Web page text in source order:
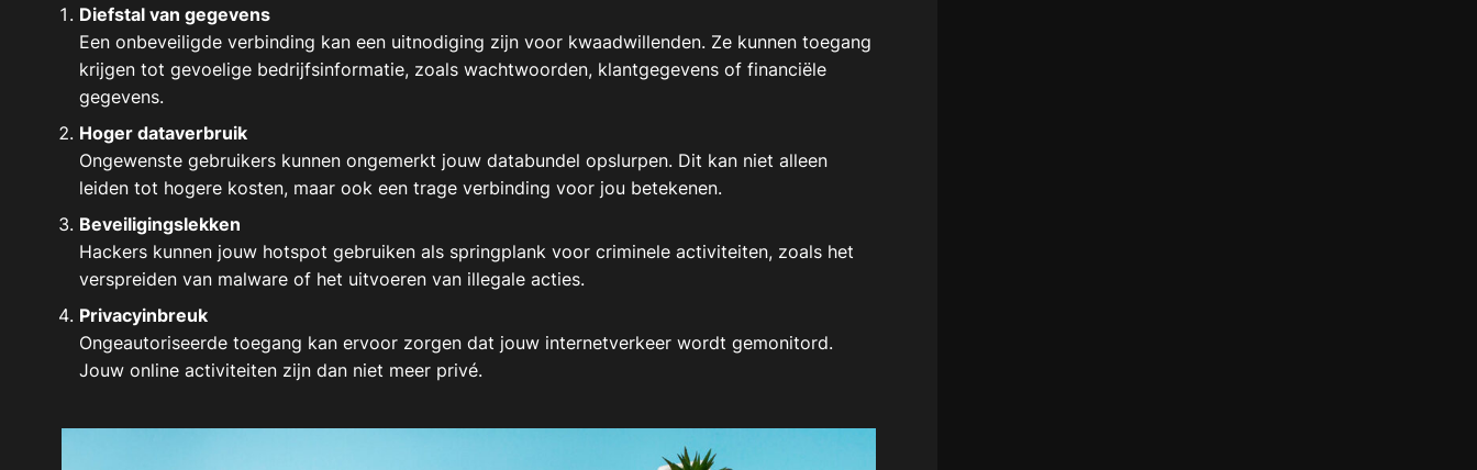
Diefstal van gegevens
Een onbeveiligde verbinding kan een uitnodiging zijn voor kwaadwillenden. Ze kunnen toegang
krijgen tot gevoelige bedrijfsinformatie, zoals wachtwoorden, klantgegevens of financiële
gegevens.
Hoger dataverbruik
Ongewenste gebruikers kunnen ongemerkt jouw databundel opslurpen. Dit kan niet alleen
leiden tot hogere kosten, maar ook een trage verbinding voor jou betekenen.
Beveiligingslekken
Hackers kunnen jouw hotspot gebruiken als springplank voor criminele activiteiten, zoals het
verspreiden van malware of het uitvoeren van illegale acties.
Privacyinbreuk
Ongeautoriseerde toegang kan ervoor zorgen dat jouw internetverkeer wordt gemonitord.
Jouw online activiteiten zijn dan niet meer privé.